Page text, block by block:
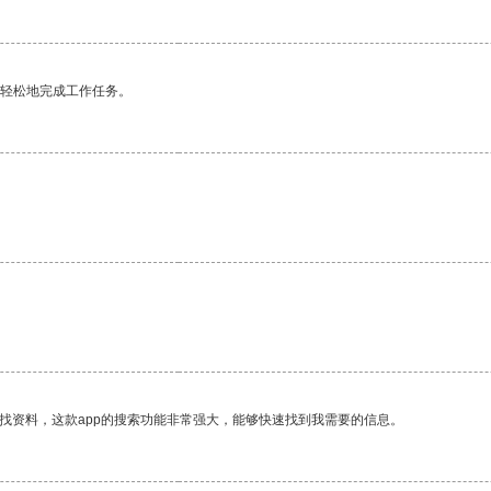
松地完成工作任务。
料，这款app的搜索功能非常强大，能够快速找到我需要的信息。